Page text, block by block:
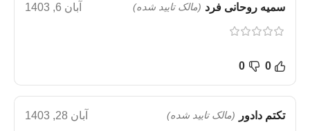
سمیه روحانی فرد (مالک تایید شده) آبان 6, 1403
0
0
تکتم دادور (مالک تایید شده) آبان 28, 1403